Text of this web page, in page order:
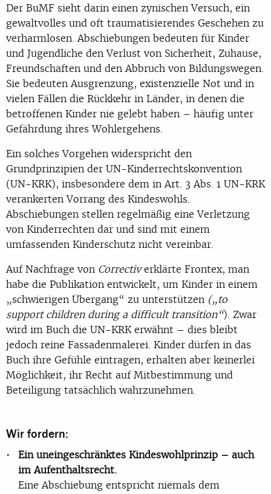
Der BuMF sieht darin einen zynischen Versuch, ein
gewaltvolles und oft traumatisierendes Geschehen zu
verharmlosen. Abschiebungen bedeuten für Kinder
und Jugendliche den Verlust von Sicherheit, Zuhause,
Freundschaften und den Abbruch von Bildungswegen.
Sie bedeuten Ausgrenzung, existenzielle Not und in
vielen Fällen die Rückkehr in Länder, in denen die
betroffenen Kinder nie gelebt haben – häufig unter
Gefährdung ihres Wohlergehens.
Ein solches Vorgehen widerspricht den
Grundprinzipien der UN-Kinderrechtskonvention
(UN-KRK), insbesondere dem in Art. 3 Abs. 1 UN-KRK
verankerten Vorrang des Kindeswohls.
Abschiebungen stellen regelmäßig eine Verletzung
von Kinderrechten dar und sind mit einem
umfassenden Kinderschutz nicht vereinbar.
Auf Nachfrage von Correctiverklärte Frontex, man
habe die Publikation entwickelt, um Kinder in einem
„schwierigen Übergang“ zu unterstützen („to
support children during a difficult transition“). Zwar
wird im Buch die UN-KRK erwähnt – dies bleibt
jedoch reine Fassadenmalerei. Kinder dürfen in das
Buch ihre Gefühle eintragen, erhalten aber keinerlei
Möglichkeit, ihr Recht auf Mitbestimmung und
Beteiligung tatsächlich wahrzunehmen.
Wir fordern:
Ein uneingeschränktes Kindeswohlprinzip – auch
im Aufenthaltsrecht.
Eine Abschiebung entspricht niemals dem